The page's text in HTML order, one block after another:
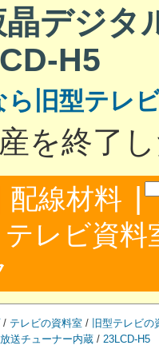
晶デジタ
H5
ら旧型テレ
を終了
配線材料 |
テレビ資料
/ テレビの資料室 / 旧型テレビの
送チューナー内蔵 / 23LCD-H5